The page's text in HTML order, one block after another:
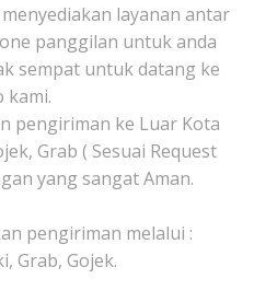
layanan antar
panggilan untuk anda
sempat untuk datang ke
kami.
pengiriman ke Luar Kota
Grab ( Sesuai Request
yang sangat Aman.
pengiriman melalui :
Grab, Gojek.